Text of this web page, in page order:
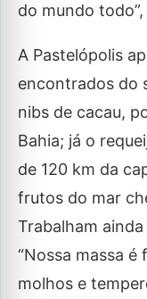
do mundo
A Pastelópolis
encontrados do
nibs de cacau,
Bahia; já o
de 120 km da
frutos do mar
Trabalham
“Nossa massa
molhos e